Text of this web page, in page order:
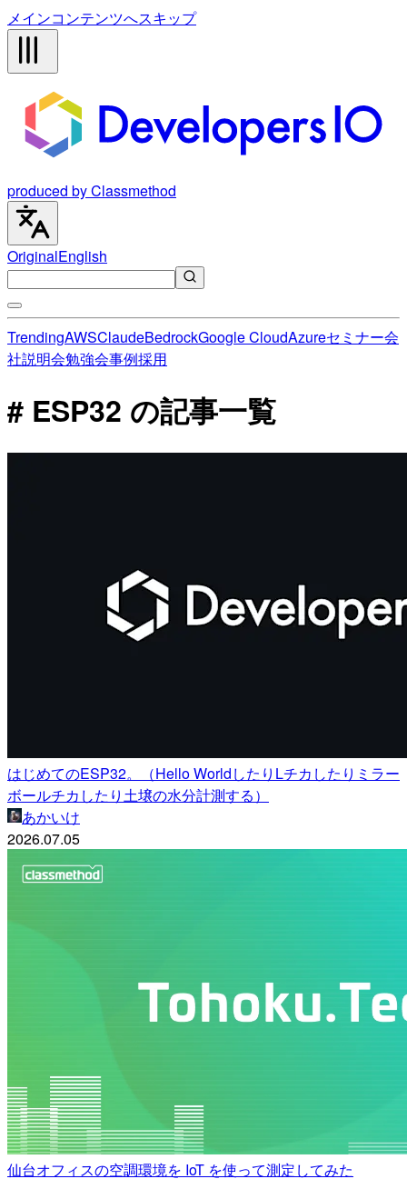
メインコンテンツへスキップ
produced by Classmethod
OriginalEnglish
TrendingAWSClaudeBedrockGoogle CloudAzureセミナー会
社説明会勉強会事例採用
# ESP32 の記事一覧
はじめてのESP32。（Hello WorldしたりLチカしたりミラー
ボールチカしたり土壌の水分計測する）
あかいけ
2026.07.05
仙台オフィスの空調環境を IoT を使って測定してみた